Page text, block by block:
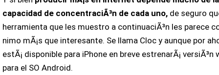
capacidad de concentraciÃ³n de cada uno, de seguro
herramienta que les muestro a continuaciÃ³n les parece
nimo mÃ¡s que interesante. Se llama Cloc y aunque por
estÃ¡ disponible para iPhone en breve estrenarÃ¡ versiÃ³n
para el SO Android.